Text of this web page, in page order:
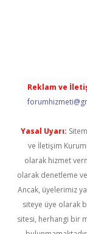
Reklam ve
Yasal Uyarı:
ve İletişim
olarak hizmet
olarak denetleme
Ancak, üyelerimiz
siteye üye olarak
sitesi, herhangi bir